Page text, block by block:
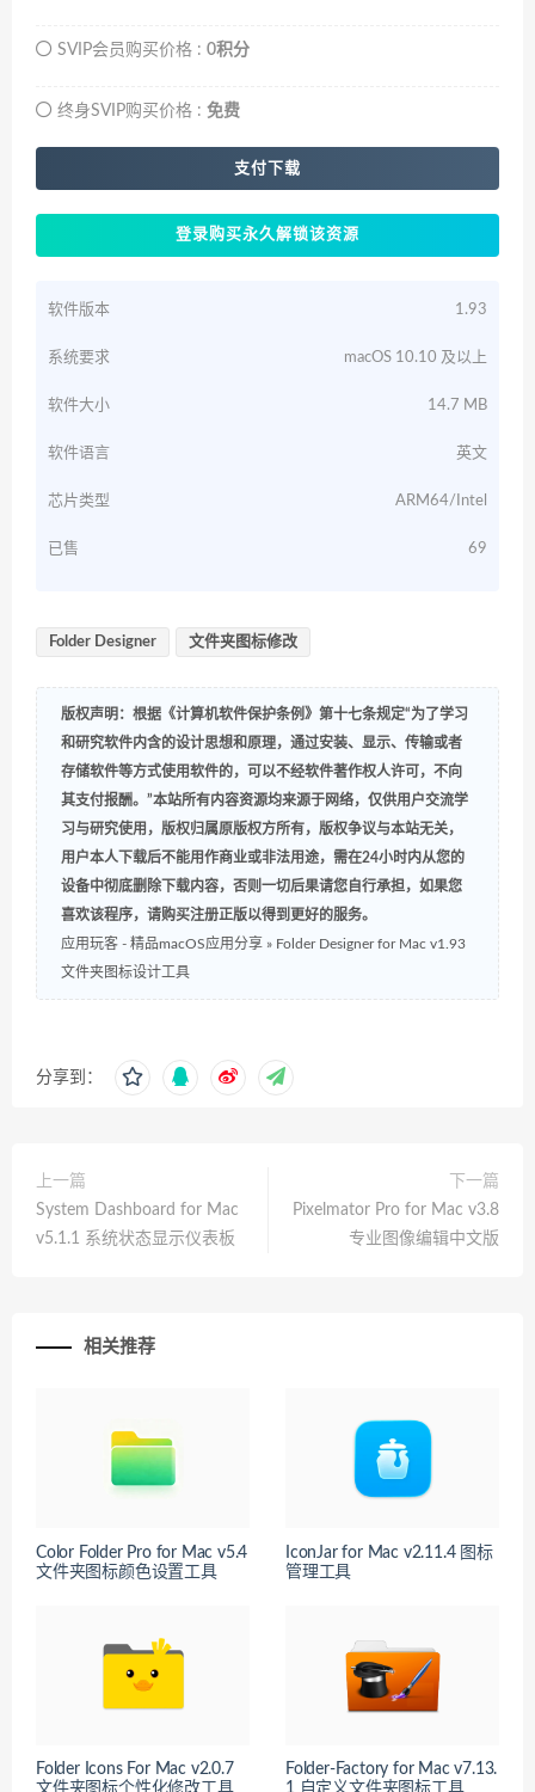
SVIP会员购买价格 : 0积分
终身SVIP购买价格 : 免费
支付下载
登录购买永久解锁该资源
软件版本 1.93
系统要求 macOS 10.10 及以上
软件大小 14.7 MB
软件语言 英文
芯片类型 ARM64/Intel
已售 69
Folder Designer 文件夹图标修改
版权声明：根据《计算机软件保护条例》第十七条规定“为了学习
和研究软件内含的设计思想和原理，通过安装、显示、传输或者
存储软件等方式使用软件的，可以不经软件著作权人许可，不向
其支付报酬。”本站所有内容资源均来源于网络，仅供用户交流学
习与研究使用，版权归属原版权方所有，版权争议与本站无关，
用户本人下载后不能用作商业或非法用途，需在24小时内从您的
设备中彻底删除下载内容，否则一切后果请您自行承担，如果您
喜欢该程序，请购买注册正版以得到更好的服务。
应用玩客 - 精品macOS应用分享 » Folder Designer for Mac v1.93
文件夹图标设计工具
分享到：
上一篇
System Dashboard for Mac
v5.1.1 系统状态显示仪表板
下一篇
Pixelmator Pro for Mac v3.8
专业图像编辑中文版
相关推荐
Color Folder Pro for Mac v5.4
文件夹图标颜色设置工具
IconJar for Mac v2.11.4 图标
管理工具
Folder Icons For Mac v2.0.7
文件夹图标个性化修改工具
Folder-Factory for Mac v7.13.
1 自定义文件夹图标工具